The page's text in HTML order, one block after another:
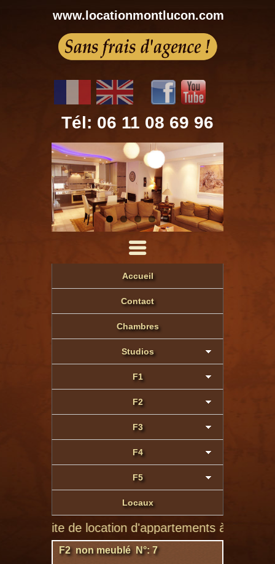
www.locationmontlucon.com
Tél: 06 11 08 69 96
Accueil
Contact
Chambres
Studios
F1
F2
F3
F4
F5
Locaux
site de location d'appartements à Montluçon de
F2 non meublé N°: 7